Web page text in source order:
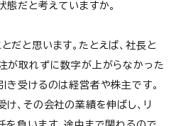
態だと考えていますか。
だと思います。たとえば、社長と
が取れずに数字が上がらなかった
き受けるのは経営者や株主です。
け、その会社の業績を伸ばし、リ